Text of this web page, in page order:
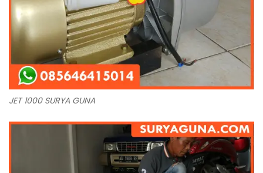
JET 1000 SURYA GUNA